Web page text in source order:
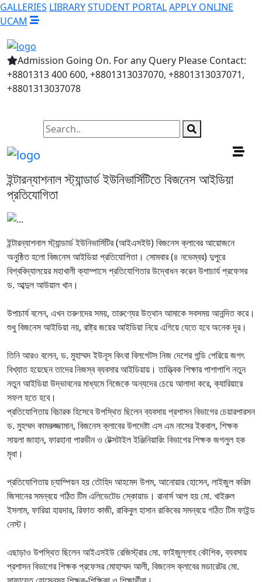
GALLERIES LIBRARYSTUDENT PORTALAPPLY ONLINE
UCAM
Admission Going On. For any Query Please Contact:
+8801313 400 600, +8801313037070, +8801313037071,
+8801313037078
ইন্টারন্যাশনাল স্ট্যান্ডার্ড ইউনিভার্সিটিতে বিজনেস আইডিয়া
প্রতিযোগিতা
ইন্টারন্যাশনাল স্ট্যান্ডার্ড ইউনিভার্সিটির (আইএসইউ) বিজনেস ক্লাবের আয়োজনে
অনুষ্ঠিত হলো বিজনেস আইডিয়া প্রতিযোগিতা। সোমবার (৪ নভেম্বর) দুপুরে
বিশ্ববিদ্যালয়ের মহাখালী ক্যাম্পাসে প্রতিযোগিতার উদ্বোধন করেন উপাচার্য প্রফেসর
ড. আব্দুল আউয়াল খান।
উপাচার্য বলেন, এখন তরুণদের সময়, তারুণ্যের উত্থান আমাকে সবসময় আনন্দিত করে।
শুধু বিজনেস আইডিয়া নয়, রাষ্ট্র জয়ের আইডিয়া নিয়ে এগিয়ে যেতে হবে অনেক দূর।
তিনি আরও বলেন, ড. মুহাম্মদ ইউনূস কিংবা বিলগেটস নিজ দেশের গন্ডি পেরিয়ে জগৎ
বিখ্যাত হয়েছেন তাদের নিজস্ব ব্যবসার আইডিয়ায়। তাত্ত্বিক শিক্ষার পাশাপাশি নতুন
নতুন আইডিয়া উদ্ভাবনের মাধ্যমে নিজেকে অন্যদের চেয়ে আলাদা করে, ক্যারিয়ারে
সফল হতে হবে।
প্রতিযোগিতায় বিচারক হিসেবে উপস্থিত ছিলেন ব্যবসায় প্রশাসন বিভাগের চেয়ারপারসন
ড. মুহম্মদ কামরুজ্জামান, বিজনেস ক্লাবের উপদেষ্টা এস এম নাসের ইকবাল, শিক্ষক
সায়লা জাহান, ফারহানা পারভীন ও টেক্সটাইল ইঞ্জিনিয়ারিং বিভাগের শিক্ষক জগলুল হক
মৃধা।
প্রতিযোগিতায় চ্যাম্পিয়ন হয় তৌহিদ আহমেদ উপম, আনোয়ার হোসেন, লাইজুল করিম
জিসানের সমন্বয়ে গঠিত টিম এলিভেটেড স্কোয়াড। রানার্স আপ হয় মো. খাইরুল
ইসলাম, ফারিয়া হায়দার, রিফাত কাজী, রাকিবুল হাসান রাকিবের সমন্বয়ে গঠিত টিম ফাইন্ড
নেস্ট।
এছাড়াও উপস্থিত ছিলেন আইএসইউ রেজিস্ট্রার মো. ফাইজুল্লাহ কৌশিক, ব্যবসায়
প্রশাসন বিভাগের শিক্ষক প্রফেসর মোহাম্মদ আলী, বিজনেস ক্লাবের মডারেটর মো.